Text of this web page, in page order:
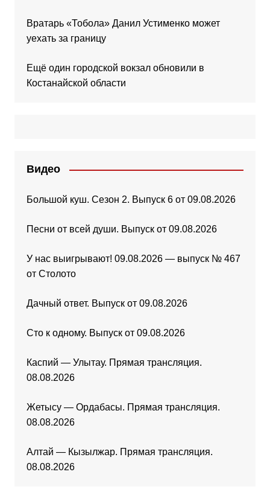
Вратарь «Тобола» Данил Устименко может
уехать за границу
Ещё один городской вокзал обновили в
Костанайской области
Видео
Большой куш. Сезон 2. Выпуск 6 от 09.08.2026
Песни от всей души. Выпуск от 09.08.2026
У нас выигрывают! 09.08.2026 — выпуск № 467
от Столото
Дачный ответ. Выпуск от 09.08.2026
Сто к одному. Выпуск от 09.08.2026
Каспий — Улытау. Прямая трансляция.
08.08.2026
Жетысу — Ордабасы. Прямая трансляция.
08.08.2026
Алтай — Кызылжар. Прямая трансляция.
08.08.2026